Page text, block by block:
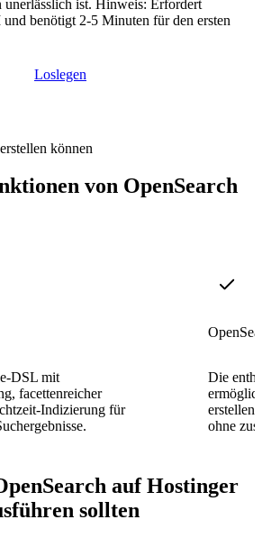
unerlässlich ist. Hinweis: Erfordert
benötigt 2-5 Minuten für den ersten
Loslegen
von OpenSearch
DSL mit
facettenreicher
Indizierung für
Die
ohne
auf Hostinger
sollten